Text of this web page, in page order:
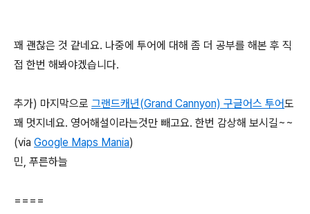
꽤 괜찮은 것 같네요. 나중에 투어에 대해 좀 더 공부를 해본 후 직
접 한번 해봐야겠습니다.
추가) 마지막으로 그랜드캐년(Grand Cannyon) 구글어스 투어도
꽤 멋지네요. 영어해설이라는것만 빼고요. 한번 감상해 보시길~~
(via Google Maps Mania)
민, 푸른하늘
====